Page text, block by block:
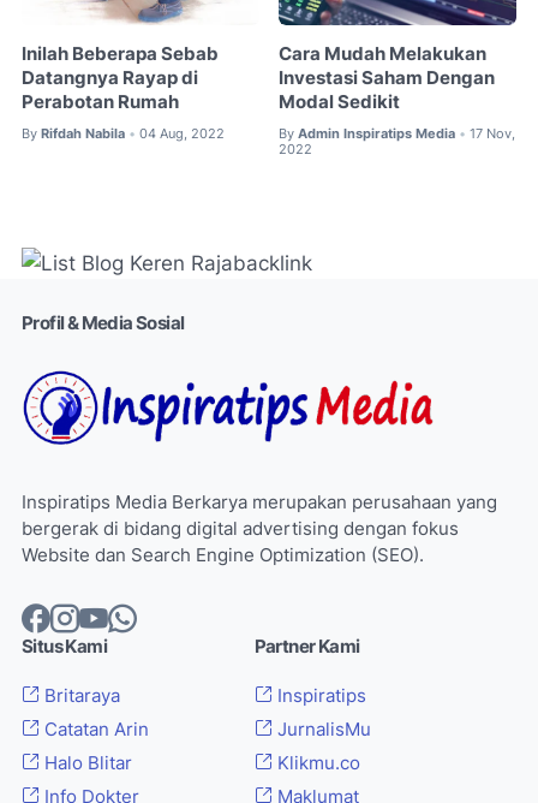
Inilah Beberapa Sebab
Datangnya Rayap di
Perabotan Rumah
By Rifdah Nabila • 04 Aug, 2022
Cara Mudah Melakukan
Investasi Saham Dengan
Modal Sedikit
By Admin Inspiratips Media • 17 Nov,
2022
Profil & Media Sosial
Inspiratips Media Berkarya merupakan perusahaan yang
bergerak di bidang digital advertising dengan fokus
Website dan Search Engine Optimization (SEO).
Situs Kami
Britaraya
Catatan Arin
Halo Blitar
Info Dokter
Partner Kami
Inspiratips
JurnalisMu
Klikmu.co
Maklumat